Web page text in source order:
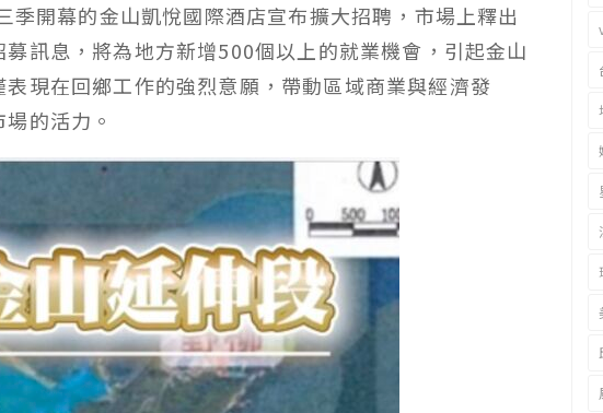
季開幕的金山凱悅國際酒店宣布擴大招聘，市場上釋出
訊息，將為地方新增500個以上的就業機會，引起金山
現在回鄉工作的強烈意願，帶動區域商業與經濟發
的活力。